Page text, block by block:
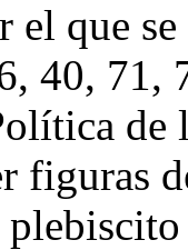
el que
40, 71,
de
figuras